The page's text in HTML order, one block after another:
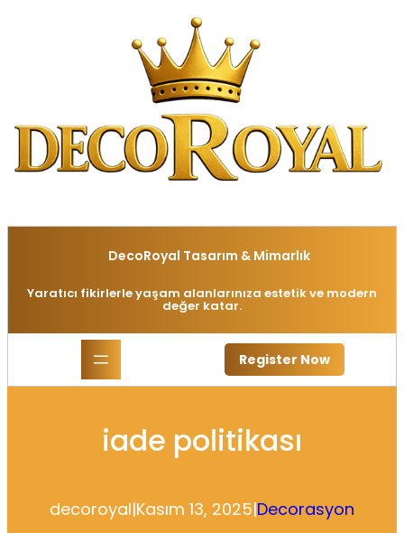
DecoRoyal Tasarım & Mimarlık
Yaratıcı fikirlerle yaşam alanlarınıza estetik ve modern
değer katar.
Register Now
iade politikası
decoroyal|Kasım 13, 2025|Decorasyon